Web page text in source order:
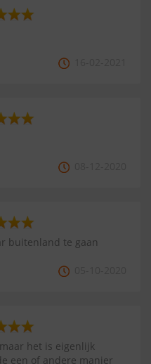
buitenland te gaan
het is eigenlijk
een of andere manier